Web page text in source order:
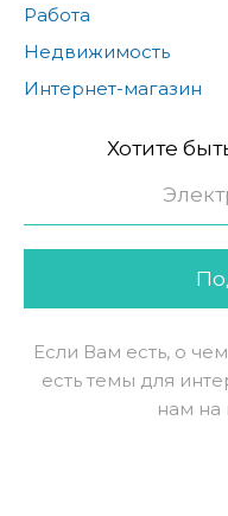
Работа
Недвижимость
Интернет-магазин
Хотите
Если Вам есть, о
есть темы для
нам на